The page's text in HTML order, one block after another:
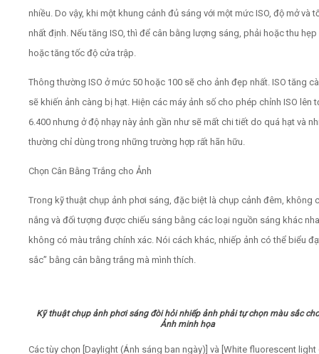
nhiều. Do vậy, khi một khung cảnh đủ sáng với một mức ISO, độ mở và
nhất định. Nếu tăng ISO, thì để cân bằng lượng sáng, phải hoặc thu hẹp
hoặc tăng tốc độ cửa trập.
Thông thường ISO ở mức 50 hoặc 100 sẽ cho ảnh đẹp nhất. ISO tăng
sẽ khiến ảnh càng bị hạt. Hiện các máy ảnh số cho phép chỉnh ISO lên
6.400 nhưng ở độ nhạy này ảnh gần như sẽ mất chi tiết do quá hạt và
thường chỉ dùng trong những trường hợp rất hãn hữu.
Chọn Cân Bằng Trắng cho Ảnh
Trong kỹ thuật chụp ảnh phơi sáng, đặc biệt là chụp cảnh đêm, không
nắng và đối tượng được chiếu sáng bằng các loại nguồn sáng khác
không có màu trắng chính xác. Nói cách khác, nhiếp ảnh có thể biểu
sắc” bằng cân bằng trắng mà mình thích.
Kỹ thuật chụp ảnh phơi sáng đòi hỏi nhiếp ảnh phải tự chọn màu sắc
Ảnh minh họa
Các tùy chọn [Daylight (Ánh sáng ban ngày)] và [White fluorescent light